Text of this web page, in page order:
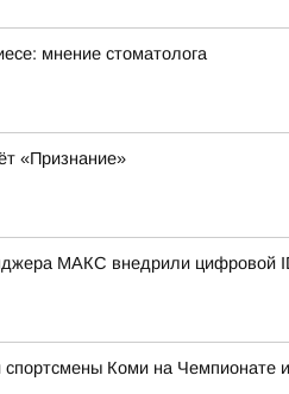
мнение стоматолога
«Признание»
МАКС внедрили цифровой
Коми на Чемпионате